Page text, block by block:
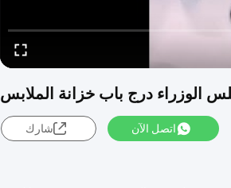
الوزراء درج باب خزانة الملابس
اتصل الآن شارك